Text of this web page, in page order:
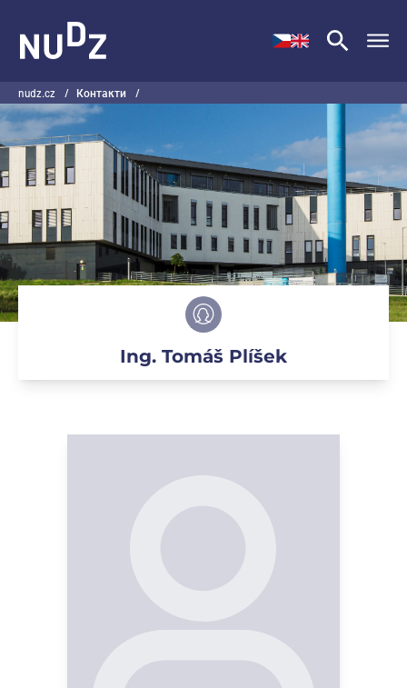
nudz.cz / Контакти /
Ing. Tomáš Plíšek